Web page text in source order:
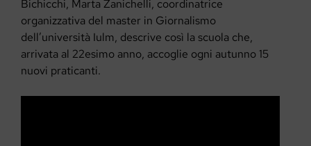
Bichicchi, Marta Zanichelli, coordinatrice
organizzativa del master in Giornalismo
dell’università Iulm, descrive così la scuola che,
arrivata al 22esimo anno, accoglie ogni autunno 15
nuovi praticanti.